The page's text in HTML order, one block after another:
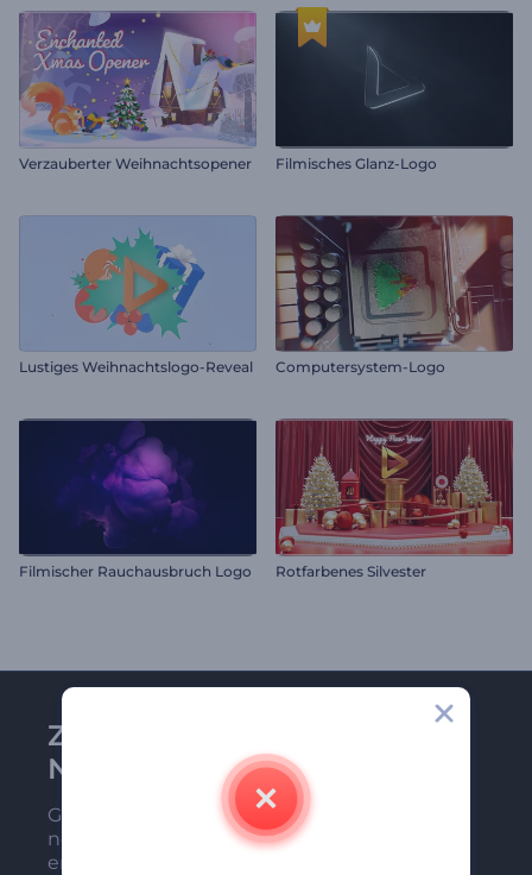
Verzauberter Weihnachtsopener Filmisches Glanz-Logo
Lustiges Weihnachtslogo-Reveal Computersystem-Logo
Filmischer Rauchausbruch Logo Rotfarbenes Silvester
Zu Renderforest-
Newsletter anmelden
Gehören Sie zu den Ersten, die unsere
neuesten Nachrichten und Angebote
erhalten